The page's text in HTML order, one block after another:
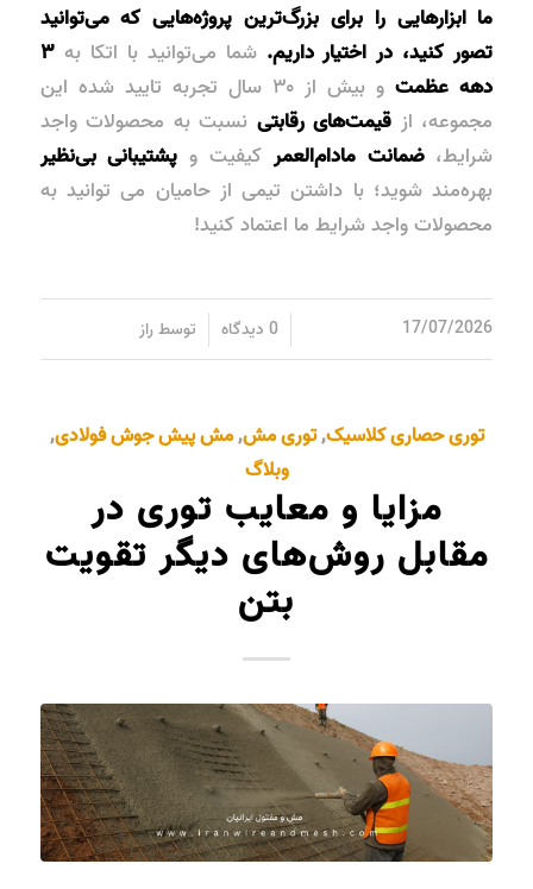
ما ابزارهایی را برای بزرگ‌ترین پروژه‌هایی که می‌توانید
تصور کنید، در اختیار داریم. شما می‌توانید با اتکا به۳
دهه عظمت
و بیش از ۳۰ سال تجربه تایید شده این
مجموعه، از قیمت‌های رقابتی نسبت به محصولات واجد
شرایط،ضمانت مادام‌العمرکیفیت و پشتیبانی بی‌نظیر
بهره‌مند شوید؛ با داشتن تیمی از حامیان می توانید به
محصولات واجد شرایط ما اعتماد کنید!
17/07/2026 0 دیدگاه توسطراز
توری حصاری کلاسیک,توری مش,مش پیش جوش فولادی,
وبلاگ
مزایا و معایب توری در
مقابل روش‌های دیگر تقویت
بتن